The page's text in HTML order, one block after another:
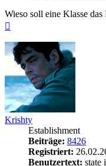
Wieso soll eine Klasse
Krishty
Establishment
Beiträge: 8426
Registriert:
Benutzertext: state